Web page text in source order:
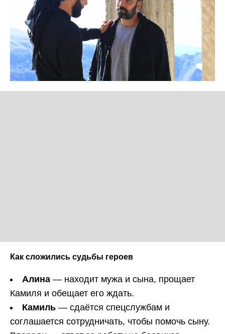
Как сложились судьбы героев
Алина — находит мужа и сына, прощает
Камиля и обещает его ждать.
Камиль — сдаётся спецслужбам и
соглашается сотрудничать, чтобы помочь сыну.